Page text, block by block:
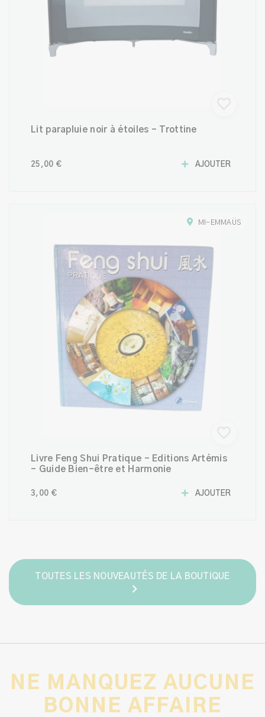
Lit parapluie noir à étoiles - Trottine
25,00 € AJOUTER
MI-EMMAÜS
Livre Feng Shui Pratique – Éditions Artémis
– Guide Bien-être et Harmonie
3,00 € AJOUTER
TOUTES LES NOUVEAUTÉS DE LA BOUTIQUE
NE MANQUEZ AUCUNE
BONNE AFFAIRE